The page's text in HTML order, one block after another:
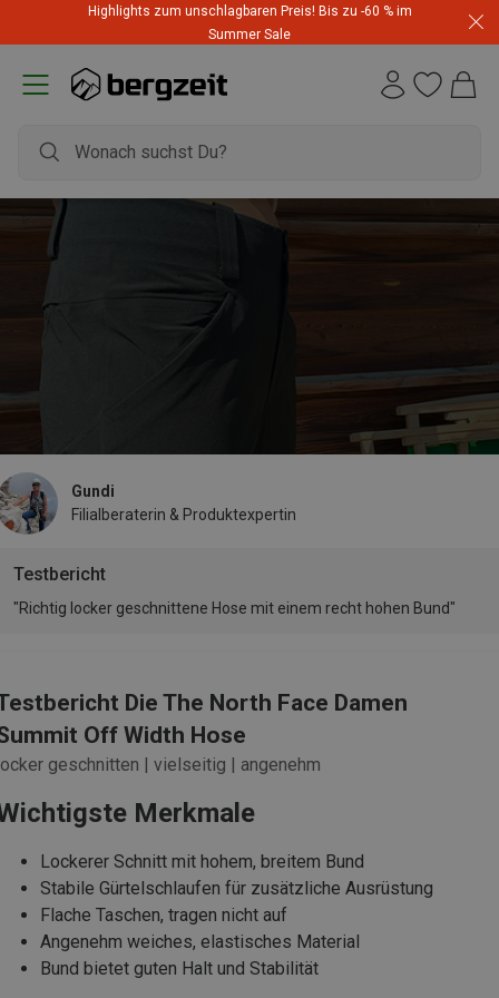
Highlights zum unschlagbaren Preis! Bis zu -60 % im
Summer Sale
Testbericht
Gundi
Filialberaterin & Produktexpertin
"Richtig locker geschnittene Hose mit einem recht hohen Bund"
Die The North Face Damen
Off Width Hose
geschnitten | vielseitig | angenehm
Merkmale
Lockerer Schnitt mit hohem, breitem Bund
Stabile Gürtelschlaufen für zusätzliche Ausrüstung
Flache Taschen, tragen nicht auf
Angenehm weiches, elastisches Material
Bund bietet guten Halt und Stabilität